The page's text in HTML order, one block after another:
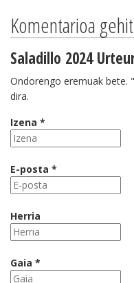
Komentarioa
Saladillo 2024
Ondorengo eremuak bete.
dira.
Izena *
E-posta *
Herria
Gaia *